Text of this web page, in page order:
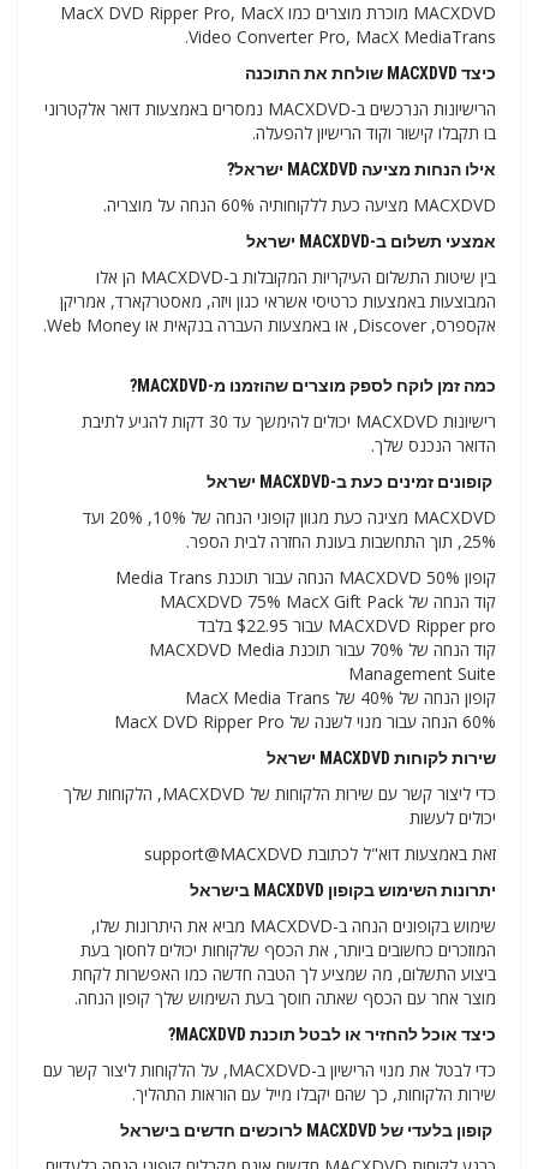
MACXDVD מוכרת מוצרים כמו MacX DVD Ripper Pro, MacX
Video Converter Pro, MacX MediaTrans.
כיצד MACXDVD שולחת את התוכנה
הרישיונות הנרכשים ב-MACXDVD נמסרים באמצעות דואר אלקטרוני
בו תקבלו קישור וקוד הרישיון להפעלה.
אילו הנחות מציעה MACXDVD ישראל?
MACXDVD מציעה כעת ללקוחותיה 60% הנחה על מוצריה.
אמצעי תשלום ב-MACXDVD ישראל
בין שיטות התשלום העיקריות המקובלות ב-MACXDVD הן אלו
המבוצעות באמצעות כרטיסי אשראי כגון ויזה, מאסטרקארד, אמריקן
אקספרס, Discover, או באמצעות העברה בנקאית או Web Money.
כמה זמן לוקח לספק מוצרים שהוזמנו מ-MACXDVD?
רישיונות MACXDVD יכולים להימשך עד 30 דקות להגיע לתיבת
הדואר הנכנס שלך.
קופונים זמינים כעת ב-MACXDVD ישראל
MACXDVD מציגה כעת מגוון קופוני הנחה של 10%, 20% ועד
25%, תוך התחשבות בעונת החזרה לבית הספר.
קופון MACXDVD 50% הנחה עבור תוכנת Media Trans
קוד הנחה של MACXDVD 75% MacX Gift Pack
MACXDVD Ripper pro עבור $22.95 בלבד
קוד הנחה של 70% עבור תוכנת MACXDVD Media
Management Suite
קופון הנחה של 40% של MacX Media Trans
60% הנחה עבור מנוי לשנה של MacX DVD Ripper Pro
שירות לקוחות MACXDVD ישראל
כדי ליצור קשר עם שירות הלקוחות של MACXDVD, הלקוחות שלך
יכולים לעשות
זאת באמצעות דוא"ל לכתובת support@MACXDVD
יתרונות השימוש בקופון MACXDVD בישראל
שימוש בקופונים הנחה ב-MACXDVD מביא את היתרונות שלו,
המוזכרים כחשובים ביותר, את הכסף שלקוחות יכולים לחסוך בעת
ביצוע התשלום, מה שמציע לך הטבה חדשה כמו האפשרות לקחת
מוצר אחר עם הכסף שאתה חוסך בעת השימוש שלך קופון הנחה.
כיצד אוכל להחזיר או לבטל תוכנת MACXDVD?
כדי לבטל את מנוי הרישיון ב-MACXDVD, על הלקוחות ליצור קשר עם
שירות הלקוחות, כך שהם יקבלו מייל עם הוראות התהליך.
קופון בלעדי של MACXDVD לרוכשים חדשים בישראל